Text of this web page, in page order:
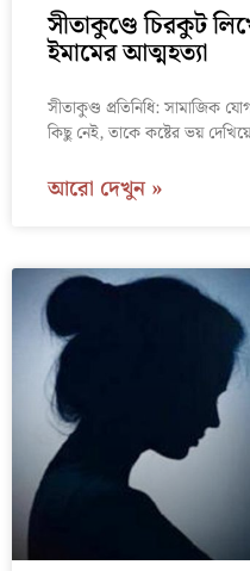
সীতাকুণ্ডে চিরকুট
ইমামের আত্মহত্যা
সীতাকুণ্ড প্রতিনিধি: সামাজিক
কিছু নেই, তাকে কষ্টের ভয়
আরো দেখুন »